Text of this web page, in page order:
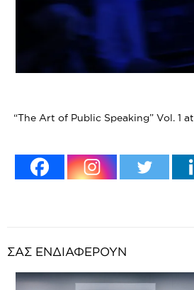
“The Art of Public Speaking” Vol. 1 at
ΣΑΣ ΕΝΔΙΑΦΕΡΟΥΝ